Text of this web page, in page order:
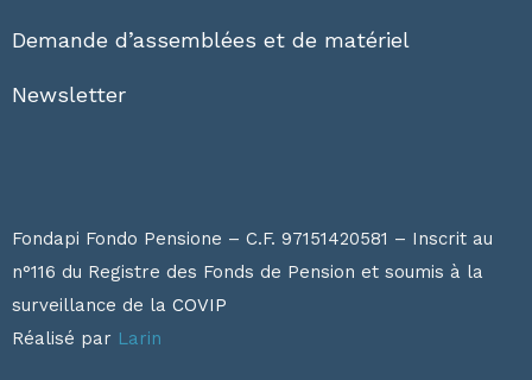
Demande d’assemblées et de matériel
Newsletter
Fondapi Fondo Pensione – C.F. 97151420581 – Inscrit au
n°116 du Registre des Fonds de Pension et soumis à la
surveillance de la COVIP
Réalisé par Larin